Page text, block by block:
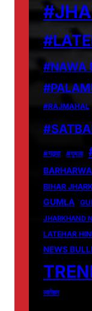
#NAWA
#RAJMAHAL
#गढ़वा #गुमला
BIHAR
GUMLA
JHARKHAND
LATEHAR
NEWS
लातेहार